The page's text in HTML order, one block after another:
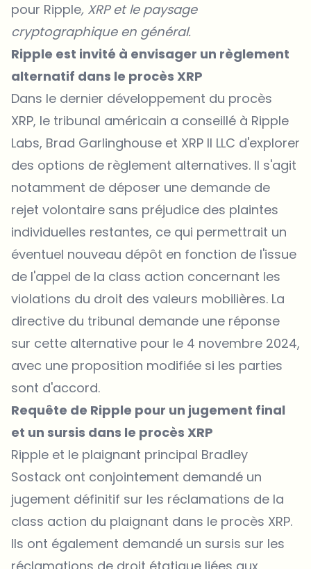
pour Ripple, XRP et le paysage
cryptographique en général.
Ripple est invité à envisager un règlement
alternatif dans le procès XRP
Dans le dernier développement du procès
XRP, le tribunal américain a conseillé à Ripple
Labs, Brad Garlinghouse et XRP II LLC d'explorer
des options de règlement alternatives. Il s'agit
notamment de déposer une demande de
rejet volontaire sans préjudice des plaintes
individuelles restantes, ce qui permettrait un
éventuel nouveau dépôt en fonction de l'issue
de l'appel de la class action concernant les
violations du droit des valeurs mobilières. La
directive du tribunal demande une réponse
sur cette alternative pour le 4 novembre 2024,
avec une proposition modifiée si les parties
sont d'accord.
Requête de Ripple pour un jugement final
et un sursis dans le procès XRP
Ripple et le plaignant principal Bradley
Sostack ont conjointement demandé un
jugement définitif sur les réclamations de la
class action du plaignant dans le procès XRP.
Ils ont également demandé un sursis sur les